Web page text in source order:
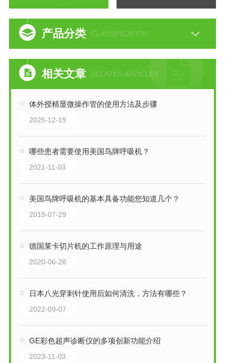
产品分类 CLASSIFICATION
相关文章 RELATED ARTICLES
体外授精显微操作管的使用方法及步骤
2025-12-19
哪些患者需要使用美国鸟牌呼吸机？
2021-11-03
美国鸟牌呼吸机的基本具备功能您知道几个？
2019-07-29
德国莱卡切片机的工作原理与用途
2020-06-26
日本八光穿刺针使用后如何清洗，方法有哪些？
2022-09-07
GE彩色超声诊断仪的多项创新功能介绍
2023-11-03